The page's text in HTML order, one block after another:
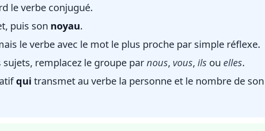
le verbe conjugué.
puis son noyau.
le verbe avec le mot le plus proche par simple réflexe.
sujets, remplacez le groupe parnous, vous,ils ou elles.
qui transmet au verbe la personne et le nombre de son